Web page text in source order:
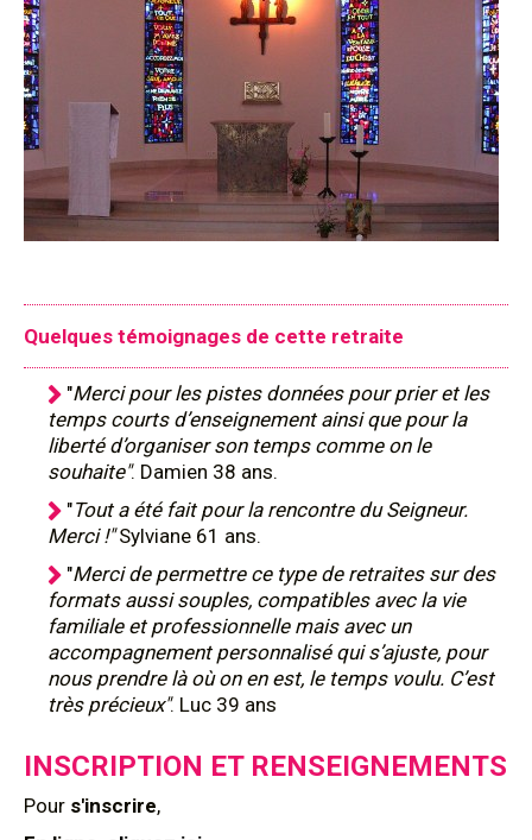
Quelques témoignages de cette retraite
"Merci pour les pistes données pour prier et les
temps courts d’enseignement ainsi que pour la
liberté d’organiser son temps comme on le
souhaite". Damien 38 ans.
"Tout a été fait pour la rencontre du Seigneur.
Merci !"Sylviane 61 ans.
"Merci de permettre ce type de retraites sur des
formats aussi souples, compatibles avec la vie
familiale et professionnelle mais avec un
accompagnement personnalisé qui s’ajuste, pour
nous prendre là où on en est, le temps voulu. C’est
très précieux". Luc 39 ans
INSCRIPTION ET RENSEIGNEMENTS
Pour s'inscrire,